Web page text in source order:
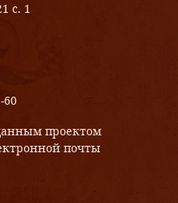
с. 1
60
проектом
почты